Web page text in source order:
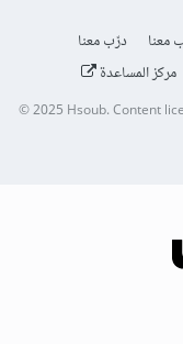
معنا
درّب معنا
مركز المساعدة
© 2025 Hsoub.Content